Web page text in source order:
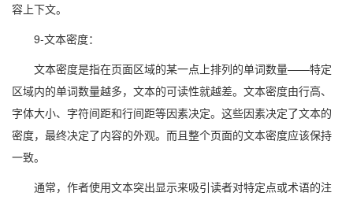
容上下文。
9-文本密度：
文本密度是指在页面区域的某一点上排列的单词数量——特定
区域内的单词数量越多，文本的可读性就越差。文本密度由行高、
字体大小、字符间距和行间距等因素决定。这些因素决定了文本的
密度，最终决定了内容的外观。而且整个页面的文本密度应该保持
一致。
通常，作者使用文本突出显示来吸引读者对特定点或术语的注